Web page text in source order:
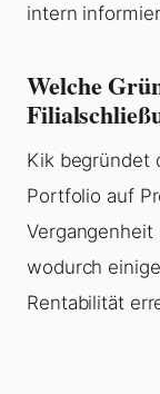
intern
Welche
Kik begründet
Portfolio auf
wodurch
Rentabilität